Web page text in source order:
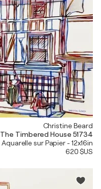
Christine Beard
The Timbered House 51734
Aquarelle sur Papier - 12x16in
620 $US